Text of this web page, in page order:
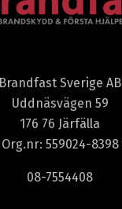
Brandfast Sverige AB
Uddnäsvägen 59
176 76 Järfälla
Org.nr: 559024-8398
08-7554408